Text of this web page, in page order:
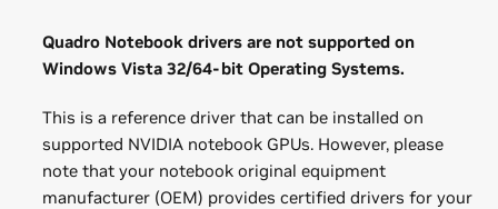
Quadro Notebook drivers are not supported on
Windows Vista 32/64-bit Operating Systems.
This is a reference driver that can be installed on
supported NVIDIA notebook GPUs. However, please
note that your notebook original equipment
manufacturer (OEM) provides certified drivers for your